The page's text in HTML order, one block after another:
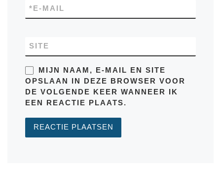
E-MAIL
*
SITE
MIJN NAAM, E-MAIL EN SITE
OPSLAAN IN DEZE BROWSER VOOR
DE VOLGENDE KEER WANNEER IK
EEN REACTIE PLAATS.